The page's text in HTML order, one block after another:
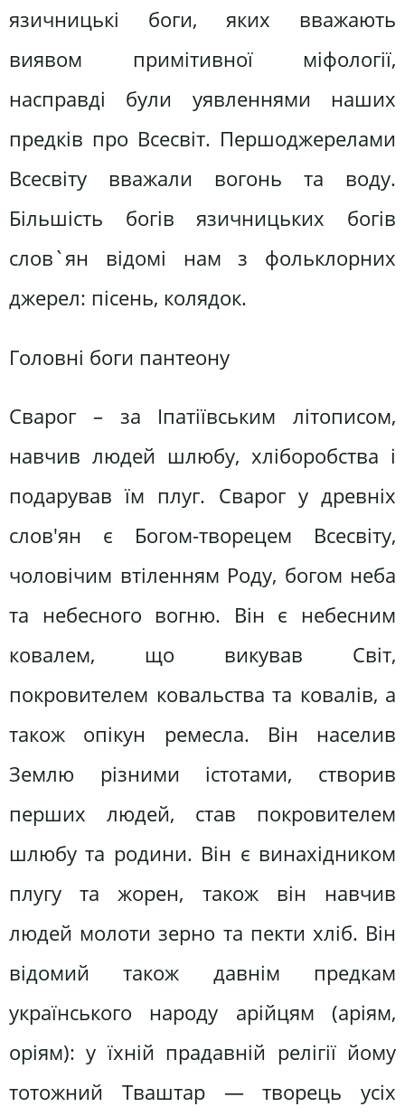
язичницькі боги, яких вважають
виявом примітивної міфології,
насправді були уявленнями наших
предків про Всесвіт. Першоджерелами
Всесвіту вважали вогонь та воду.
Більшість богів язичницьких богів
слов`ян відомі нам з фольклорних
джерел: пісень, колядок.
Головні боги пантеону
Сварог – за Іпатіївським літописом,
навчив людей шлюбу, хліборобства і
подарував їм плуг. Сварог у древніх
слов'ян є Богом-творецем Всесвіту,
чоловічим втіленням Роду, богом неба
та небесного вогню. Він є небесним
ковалем, що викував Світ,
покровителем ковальства та ковалів, а
також опікун ремесла. Він населив
Землю різними істотами, створив
перших людей, став покровителем
шлюбу та родини. Він є винахідником
плугу та жорен, також він навчив
людей молоти зерно та пекти хліб. Він
відомий також давнім предкам
українського народу арійцям (аріям,
оріям): у їхній прадавній релігії йому
тотожний Тваштар — творець усіх